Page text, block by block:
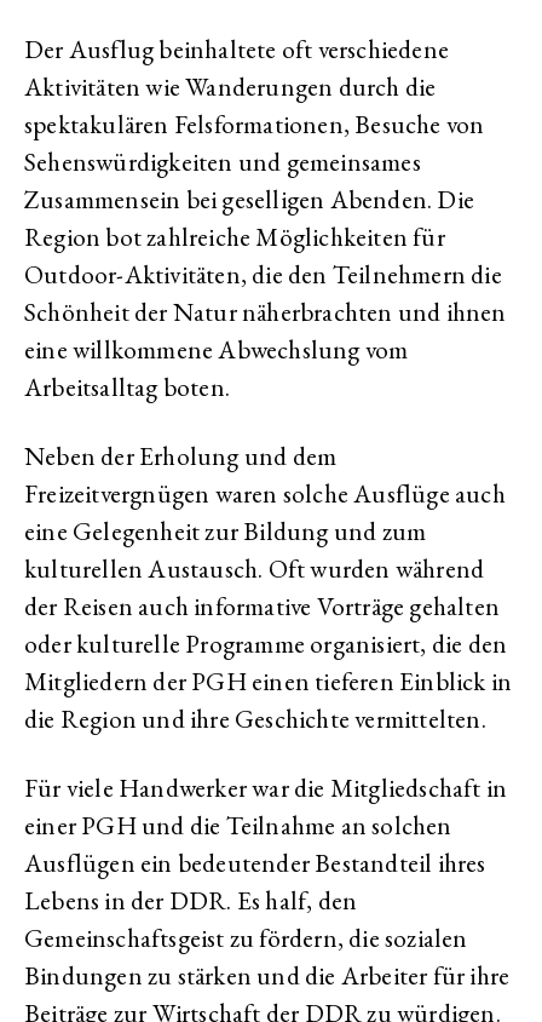
Der Ausflug beinhaltete oft verschiedene
Aktivitäten wie Wanderungen durch die
spektakulären Felsformationen, Besuche von
Sehenswürdigkeiten und gemeinsames
Zusammensein bei geselligen Abenden. Die
Region bot zahlreiche Möglichkeiten für
Outdoor-Aktivitäten, die den Teilnehmern die
Schönheit der Natur näherbrachten und ihnen
eine willkommene Abwechslung vom
Arbeitsalltag boten.
Neben der Erholung und dem
Freizeitvergnügen waren solche Ausflüge auch
eine Gelegenheit zur Bildung und zum
kulturellen Austausch. Oft wurden während
der Reisen auch informative Vorträge gehalten
oder kulturelle Programme organisiert, die den
Mitgliedern der PGH einen tieferen Einblick in
die Region und ihre Geschichte vermittelten.
Für viele Handwerker war die Mitgliedschaft in
einer PGH und die Teilnahme an solchen
Ausflügen ein bedeutender Bestandteil ihres
Lebens in der DDR. Es half, den
Gemeinschaftsgeist zu fördern, die sozialen
Bindungen zu stärken und die Arbeiter für ihre
Beiträge zur Wirtschaft der DDR zu würdigen.